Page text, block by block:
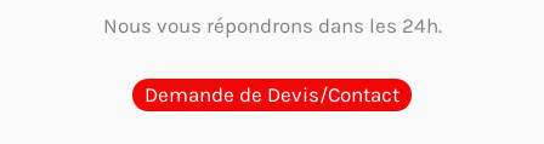
Nous vous répondrons dans les 24h.
Demande de Devis/Contact